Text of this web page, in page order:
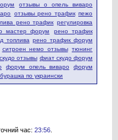
отзывы о опель виваро
отзывы рено трафик пежо
рено трафик регулировка
мастер форум
рено трафик
топлива рено трафик форум
ситроен немо отзывы тюнинг
отзывы фиат скудо форум
форум опель виваро
форум
по украински
час: 23:56.